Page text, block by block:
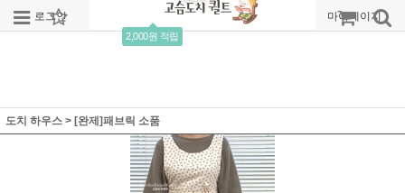
로그인 회원가입
2,000원 적립
주문조회 마이페이지
도치 하우스 > [완제]패브릭 소품